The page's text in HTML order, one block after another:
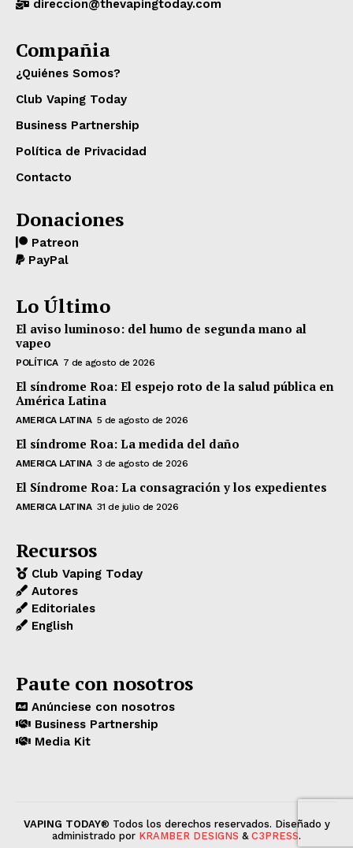
direccion@thevapingtoday.com
Compañia
¿Quiénes Somos?
Club Vaping Today
Business Partnership
Política de Privacidad
Contacto
Donaciones
Patreon
PayPal
Lo Último
El aviso luminoso: del humo de segunda mano al
vapeo
POLÍTICA 7 de agosto de 2026
El síndrome Roa: El espejo roto de la salud pública en
América Latina
AMERICA LATINA 5 de agosto de 2026
El síndrome Roa: La medida del daño
AMERICA LATINA 3 de agosto de 2026
El Síndrome Roa: La consagración y los expedientes
AMERICA LATINA 31 de julio de 2026
Recursos
Club Vaping Today
Autores
Editoriales
English
Paute con nosotros
Anúnciese con nosotros
Business Partnership
Media Kit
VAPING TODAY® Todos los derechos reservados. Diseñado y
administrado por KRAMBER DESIGNS & C3PRESS.